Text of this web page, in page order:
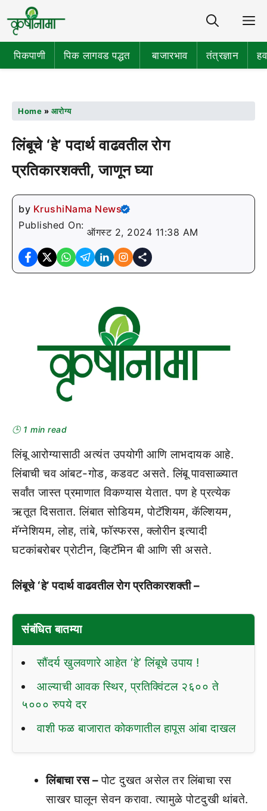
पिकपाणी पिक लागवड पद्धत बाजारभाव तंत्रज्ञान
Home » आरोग्य
लिंबूचे ‘हे’ पदार्थ वाढवतील रोग
प्रतिकारशक्ती, जाणून घ्या
by KrushiNama News
Published On:
ऑगस्ट 2, 2024 11:38 AM
🕒 1 min read
लिंबू आरोग्यासाठी अत्यंत उपयोगी आणि लाभदायक आहे.
लिंबाची चव आंबट-गोड, कडवट असते. लिंबू पावसाळ्यात
सर्वांत जास्त प्रमाणात विकण्यास येतात. पण हे प्रत्येक
ऋतूत दिसतात. लिंबात सोडियम, पोटॅशियम, कॅल्शियम,
मॅग्नेशियम, लोह, तांबे, फॉस्फरस, क्लोरीन इत्यादी
घटकांबरोबर प्रोटीन, व्हिटॅमिन बी आणि सी असते.
लिंबूचे ‘हे’ पदार्थ वाढवतील रोग प्रतिकारशक्ती –
संबंधित बातम्या
सौंदर्य खुलवणारे आहेत ‘हे’ लिंबूचे उपाय !
आल्याची आवक स्थिर, प्रतिक्विंटल २६०० ते
५००० रुपये दर
वाशी फळ बाजारात कोकणातील हापूस आंबा दाखल
लिंबाचा रस –पोट दुखत असेल तर लिंबाचा रस
साखर घालून सेवन करावा. त्यामुळे पोटदुखी थांबते.